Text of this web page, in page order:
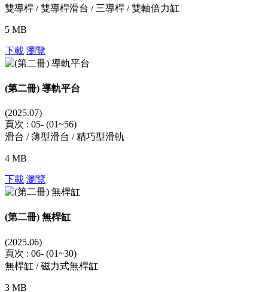
雙導桿 / 雙導桿滑台 / 三導桿 / 雙軸倍力缸
5 MB
下載 瀏覽
(第二冊) 導軌平台
(2025.07)
頁次 : 05- (01~56)
滑台 / 薄型滑台 / 精巧型滑軌
4 MB
下載 瀏覽
(第二冊) 無桿缸
(2025.06)
頁次 : 06- (01~30)
無桿缸 / 磁力式無桿缸
3 MB